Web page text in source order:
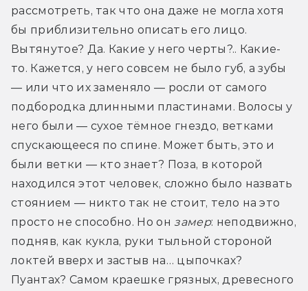
рассмотреть, так что она даже не могла хотя
бы приблизительно описать его лицо.
Вытянутое? Да. Какие у него черты?.. Какие-
то. Кажется, у него совсем не было губ, а зубы
— или что их заменяло — росли от самого
подбородка длинными пластинами. Волосы у
него были — сухое тёмное гнездо, ветками
спускающееся по спине. Может быть, это и
были ветки — кто знает? Поза, в которой
находился этот человек, сложно было назвать
стоянием — никто так не стоит, тело на это
просто не способно. Но он замер: неподвижно,
подняв, как кукла, руки тыльной стороной
локтей вверх и застыв на… цыпочках?
Пуантах? Самом краешке грязных, древесного